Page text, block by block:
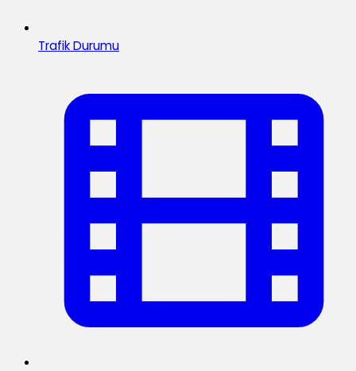
Trafik Durumu